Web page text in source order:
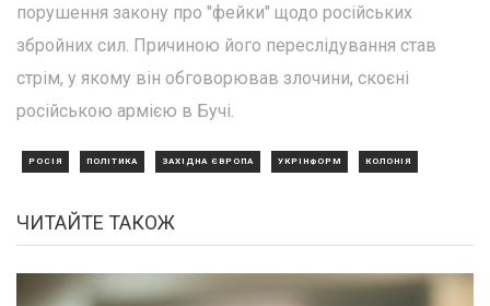
порушення закону про "фейки" щодо російських
збройних сил. Причиною його переслідування став
стрім, у якому він обговорював злочини, скоєні
російською армією в Бучі.
РОСІЯ ПОЛІТИКА ЗАХІДНА ЄВРОПА УКРІНФОРМ КОЛОНІЯ
ЧИТАЙТЕ ТАКОЖ